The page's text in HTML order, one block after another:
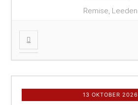
Remise, Leeden
13 OKTOBER 2026